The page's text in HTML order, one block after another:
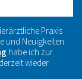
Praxis
und Neuigkeiten
habe ich zur
wieder